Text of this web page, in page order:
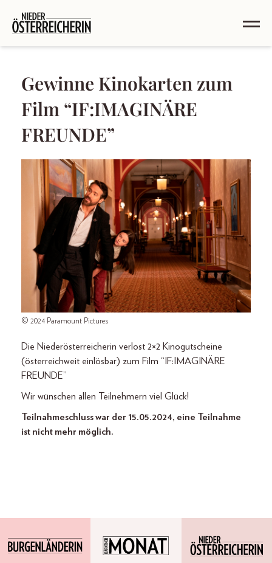
Gewinne Kinokarten zum
Film “IF:IMAGINÄRE
FREUNDE”
© 2024 Paramount Pictures
Die Niederösterreicherin verlost 2×2 Kinogutscheine
(österreichweit einlösbar) zum Film “IF:IMAGINÄRE
FREUNDE”
Wir wünschen allen Teilnehmern viel Glück!
Teilnahmeschluss war der 15.05.2024, eine Teilnahme
ist nicht mehr möglich.